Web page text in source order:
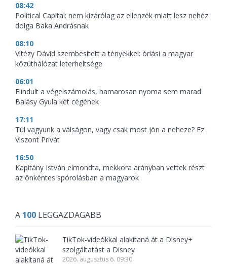
08:42
Political Capital: nem kizárólag az ellenzék miatt lesz nehéz
dolga Baka Andrásnak
08:10
Vitézy Dávid szembesített a tényekkel: óriási a magyar
közúthálózat leterheltsége
06:01
Elindult a végelszámolás, hamarosan nyoma sem marad
Balásy Gyula két cégének
17:11
Túl vagyunk a válságon, vagy csak most jön a neheze? Ez
Viszont Privát
16:50
Kapitány István elmondta, mekkora arányban vettek részt
az önkéntes spórolásban a magyarok
A 100 LEGGAZDAGABB
TikTok-videókkal alakítaná át a Disney+
szolgáltatást a Disney
2026. augusztus 6. 09:30